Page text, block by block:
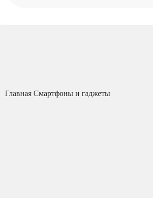
Главная Смартфоны и гаджеты